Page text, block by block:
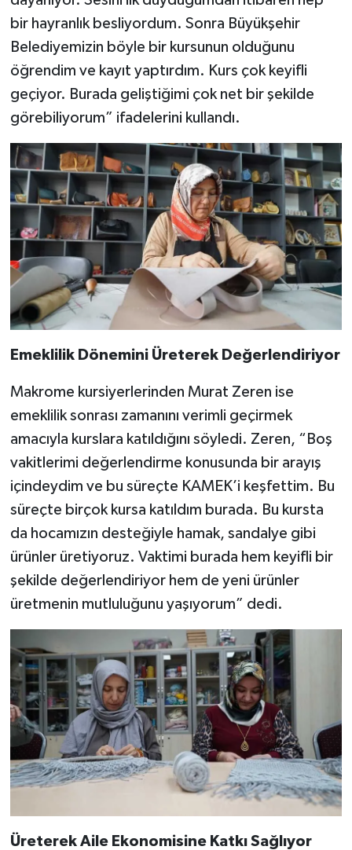
bir hayranlık besliyordum. Sonra Büyükşehir
Belediyemizin böyle bir kursunun olduğunu
öğrendim ve kayıt yaptırdım. Kurs çok keyifli
geçiyor. Burada geliştiğimi çok net bir şekilde
görebiliyorum” ifadelerini kullandı.
Emeklilik Dönemini Üreterek Değerlendiriyor
Makrome kursiyerlerinden Murat Zeren ise
emeklilik sonrası zamanını verimli geçirmek
amacıyla kurslara katıldığını söyledi. Zeren, “Boş
vakitlerimi değerlendirme konusunda bir arayış
içindeydim ve bu süreçte KAMEK’i keşfettim. Bu
süreçte birçok kursa katıldım burada. Bu kursta
da hocamızın desteğiyle hamak, sandalye gibi
ürünler üretiyoruz. Vaktimi burada hem keyifli bir
şekilde değerlendiriyor hem de yeni ürünler
üretmenin mutluluğunu yaşıyorum” dedi.
Üreterek Aile Ekonomisine Katkı Sağlıyor